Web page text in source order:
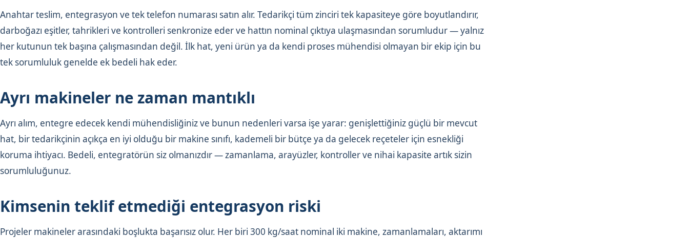
Anahtar teslim, entegrasyon ve tek telefon numarası satın alır. Tedarikçi tüm zinciri tek kapasiteye göre boyutlandırır,
darboğazı eşitler, tahrikleri ve kontrolleri senkronize eder ve hattın nominal çıktıya ulaşmasından sorumludur — yalnız
her kutunun tek başına çalışmasından değil. İlk hat, yeni ürün ya da kendi proses mühendisi olmayan bir ekip için bu
tek sorumluluk genelde ek bedeli hak eder.
Ayrı makineler ne zaman mantıklı
Ayrı alım, entegre edecek kendi mühendisliğiniz ve bunun nedenleri varsa işe yarar: genişlettiğiniz güçlü bir mevcut
hat, bir tedarikçinin açıkça en iyi olduğu bir makine sınıfı, kademeli bir bütçe ya da gelecek reçeteler için esnekliği
koruma ihtiyacı. Bedeli, entegratörün siz olmanızdır — zamanlama, arayüzler, kontroller ve nihai kapasite artık sizin
sorumluluğunuz.
Kimsenin teklif etmediği entegrasyon riski
Projeler makineler arasındaki boşlukta başarısız olur. Her biri 300 kg/saat nominal iki makine, zamanlamaları, aktarımı